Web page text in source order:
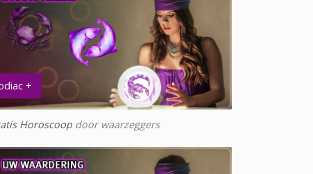
+
Horoscoopdoor waarzeggers